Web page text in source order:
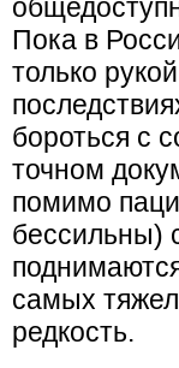
Пока в
только
бороться с
точном
помимо
бессильны)
самых
редкость.